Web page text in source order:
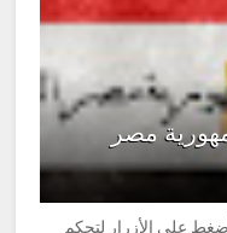
مصر
على الأزرار لتحكم